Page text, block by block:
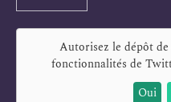
Autorisez le dépôt
fonctionnalités de
Oui